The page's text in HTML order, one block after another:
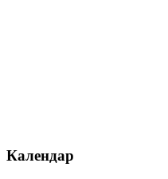
Календар